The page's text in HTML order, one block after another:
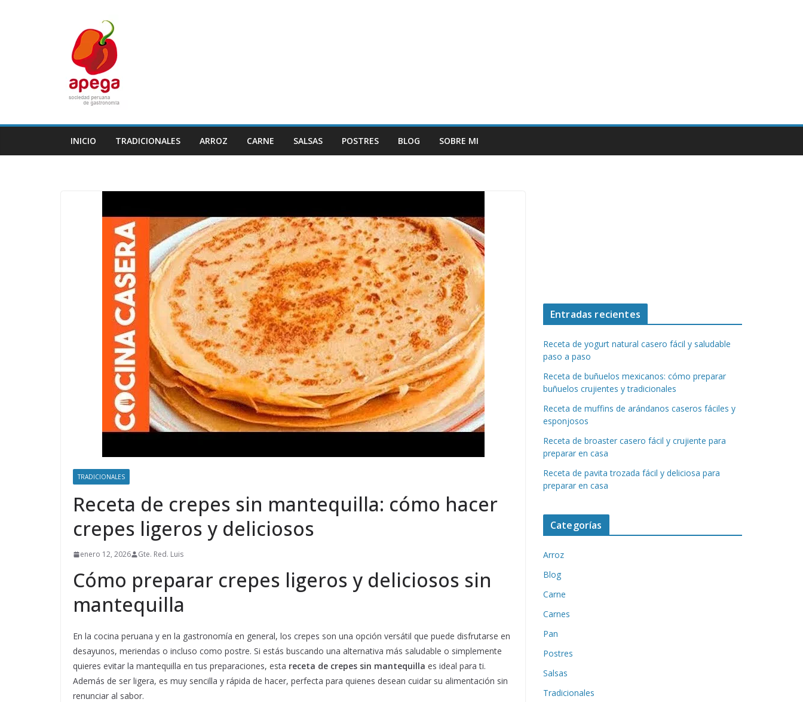
INICIO TRADICIONALES ARROZ CARNE SALSAS POSTRES BLOG SOBRE MI
TRADICIONALES
Receta de crepes sin mantequilla: cómo hacer
crepes ligeros y deliciosos
enero 12, 2026 Gte. Red. Luis
Cómo preparar crepes ligeros y deliciosos sin
mantequilla
En la cocina peruana y en la gastronomía en general, los crepes son una opción versátil que puede disfrutarse en
desayunos, meriendas o incluso como postre. Si estás buscando una alternativa más saludable o simplemente
quieres evitar la mantequilla en tus preparaciones, esta receta de crepes sin mantequilla es ideal para ti.
Además de ser ligera, es muy sencilla y rápida de hacer, perfecta para quienes desean cuidar su alimentación sin
renunciar al sabor.
Entradas recientes
Receta de yogurt natural casero fácil y saludable
paso a paso
Receta de buñuelos mexicanos: cómo preparar
buñuelos crujientes y tradicionales
Receta de muffins de arándanos caseros fáciles y
esponjosos
Receta de broaster casero fácil y crujiente para
preparar en casa
Receta de pavita trozada fácil y deliciosa para
preparar en casa
Categorías
Arroz
Blog
Carne
Carnes
Pan
Postres
Salsas
Tradicionales